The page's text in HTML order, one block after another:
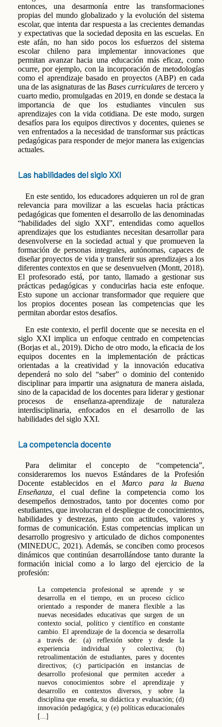
entonces, una desarmonía entre las transformaciones
propias del mundo globalizado y la evolución del sistema
escolar, que intenta dar respuesta a las crecientes demandas
y expectativas que la sociedad deposita en las escuelas. En
este afán, no han sido pocos los esfuerzos del sistema
escolar chileno para implementar innovaciones que
permitan avanzar hacia una educación más eficaz, como
ocurre, por ejemplo, con la incorporación de metodologías
como el aprendizaje basado en proyectos (ABP) en cada
una de las asignaturas de las Bases curriculares de tercero y
cuarto medio, promulgadas en 2019, en donde se destaca la
importancia de que los estudiantes vinculen sus
aprendizajes con la vida cotidiana. De este modo, surgen
desafíos para los equipos directivos y docentes, quienes se
ven enfrentados a la necesidad de transformar sus prácticas
pedagógicas para responder de mejor manera las exigencias
actuales.
Las habilidades del siglo XXI
En este sentido, los educadores adquieren un rol de gran
relevancia para movilizar a las escuelas hacia prácticas
pedagógicas que fomenten el desarrollo de las denominadas
“habilidades del siglo XXI”, entendidas como aquellos
aprendizajes que los estudiantes necesitan desarrollar para
desenvolverse en la sociedad actual y que promueven la
formación de personas integrales, autónomas, capaces de
diseñar proyectos de vida y transferir sus aprendizajes a los
diferentes contextos en que se desenvuelven (Montt, 2018).
El profesorado está, por tanto, llamado a gestionar sus
prácticas pedagógicas y conducirlas hacia este enfoque.
Esto supone un accionar transformador que requiere que
los propios docentes posean las competencias que les
permitan abordar estos desafíos.
En este contexto, el perfil docente que se necesita en el
siglo XXI implica un enfoque centrado en competencias
(Borjas et al., 2019). Dicho de otro modo, la eficacia de los
equipos docentes en la implementación de prácticas
orientadas a la creatividad y la innovación educativa
dependerá no solo del “saber” o dominio del contenido
disciplinar para impartir una asignatura de manera aislada,
sino de la capacidad de los docentes para liderar y gestionar
procesos de enseñanza-aprendizaje de naturaleza
interdisciplinaria, enfocados en el desarrollo de las
habilidades del siglo XXI.
La competencia docente
Para delimitar el concepto de “competencia”,
consideraremos los nuevos Estándares de la Profesión
Docente establecidos en el Marco para la Buena
Enseñanza,
el cual define la competencia como los
desempeños demostrados, tanto por docentes como por
estudiantes, que involucran el despliegue de conocimientos,
habilidades y destrezas, junto con actitudes, valores y
formas de comunicación. Estas competencias implican un
desarrollo progresivo y articulado de dichos componentes
(MINEDUC, 2021). Además, se conciben como procesos
dinámicos que continúan desarrollándose tanto durante la
formación inicial como a lo largo del ejercicio de la
profesión:
La competencia profesional se aprende y se
desarrolla en el tiempo, en un proceso cíclico
orientado a responder de manera flexible a las
nuevas necesidades educativas que surgen de un
contexto social, político y científico en constante
cambio. El aprendizaje de la docencia se desarrolla
a través de: (a) reflexión sobre y desde la
experiencia individual y colectiva; (b)
retroalimentación de estudiantes, pares y docentes
directivos; (c) participación en instancias de
desarrollo profesional que permiten acceder a
nuevos conocimientos sobre el aprendizaje y
desarrollo en contextos diversos, y sobre la
disciplina que enseña, su didáctica y evaluación; (d)
innovación pedagógica; y (e) políticas educacionales
[...]